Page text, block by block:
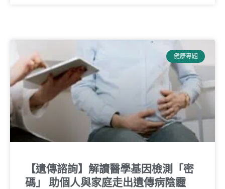
健康專題
【遺傳諮詢】解讀醫學基因檢測「密
碼」 助個人與家庭走出遺傳病陰霾